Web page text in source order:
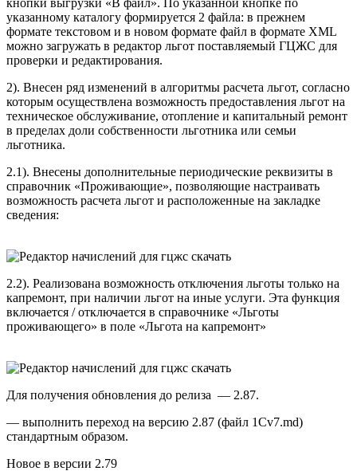
указанному каталогу формируется 2 файла: в прежнем
формате текстовом и в новом формате файл в формате XML
можно загружать в редактор льгот поставляемый ГЦЖС для
проверки и редактирования.
2). Внесен ряд изменений в алгоритмы расчета льгот, согласно
которым осуществлена возможность предоставления льгот на
техническое обслуживание, отопление и капитальный ремонт
в пределах доли собственности льготника или семьи
льготника.
2.1). Внесены дополнительные периодические реквизиты в
справочник «Проживающие», позволяющие настраивать
возможность расчета льгот и расположенные на закладке
сведения:
2.2). Реализована возможность отключения льготы только на
капремонт, при наличии льгот на иные услуги. Эта функция
включается / отключается в справочнике «Льготы
проживающего» в поле «Льгота на капремонт»
Для получения обновления до релиза — 2.87.
— выполнить переход на версию 2.87 (файл 1Cv7.md)
стандартным образом.
Новое в версии 2.79